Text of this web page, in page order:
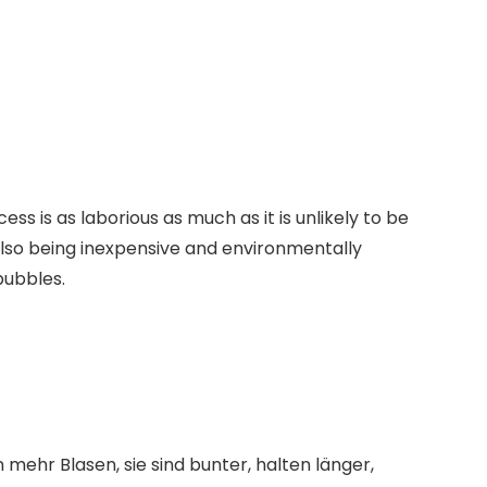
is as laborious as much as it is unlikely to be
being inexpensive and environmentally
mehr Blasen, sie sind bunter, halten länger,